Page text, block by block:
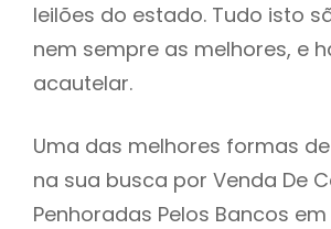
leilões do estado. Tudo isto
nem sempre as melhores, e
acautelar.
Uma das melhores formas
na sua busca por Venda De
Penhoradas Pelos Bancos